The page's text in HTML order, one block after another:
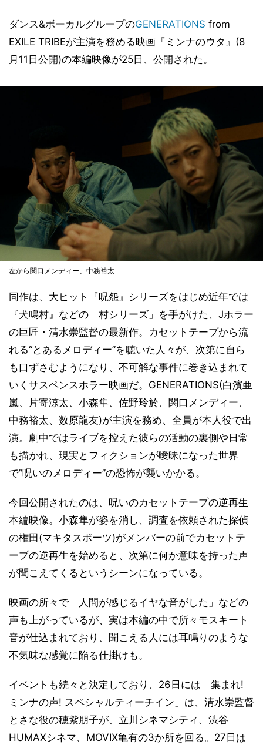
ダンス&ボーカルグループのGENERATIONS from
EXILE TRIBEが主演を務める映画『ミンナのウタ』(8
月11日公開)の本編映像が25日、公開された。
左から関口メンディー、中務裕太
同作は、大ヒット『呪怨』シリーズをはじめ近年では
『犬鳴村』などの「村シリーズ」を手がけた、Jホラー
の巨匠・清水崇監督の最新作。カセットテープから流
れる“とあるメロディー”を聴いた人々が、次第に自ら
も口ずさむようになり、不可解な事件に巻き込まれて
いくサスペンスホラー映画だ。GENERATIONS(白濱亜
嵐、片寄涼太、小森隼、佐野玲於、関口メンディー、
中務裕太、数原龍友)が主演を務め、全員が本人役で出
演。劇中ではライブを控えた彼らの活動の裏側や日常
も描かれ、現実とフィクションが曖昧になった世界
で”呪いのメロディー”の恐怖が襲いかかる。
今回公開されたのは、呪いのカセットテープの逆再生
本編映像。小森隼が姿を消し、調査を依頼された探偵
の権田(マキタスポーツ)がメンバーの前でカセットテ
ープの逆再生を始めると、次第に何か意味を持った声
が聞こえてくるというシーンになっている。
映画の所々で「人間が感じるイヤな音がした」などの
声も上がっているが、実は本編の中で所々モスキート
音が仕込まれており、聞こえる人には耳鳴りのような
不気味な感覚に陥る仕掛けも。
イベントも続々と決定しており、26日には「集まれ!
ミンナの声! スペシャルティーチイン」は、清水崇監督
とさな役の穂紫朋子が、立川シネマシティ、渋谷
HUMAXシネマ、MOVIX亀有の3か所を回る。27日は